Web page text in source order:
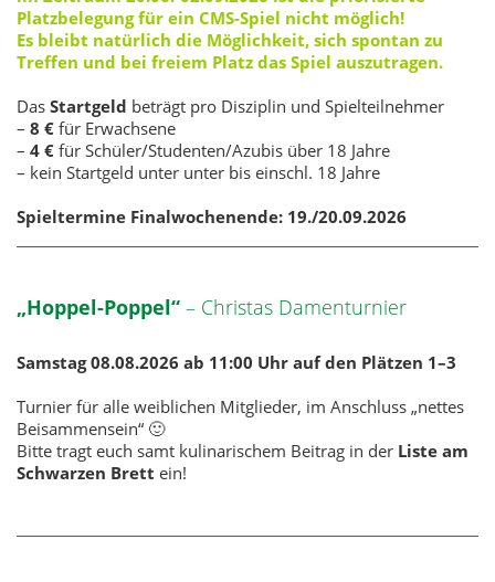
Platzbelegung für ein CMS-Spiel nicht möglich!
Es bleibt natürlich die Möglichkeit, sich spontan zu
Treffen und bei freiem Platz das Spiel auszutragen.
DasStartgeld beträgt pro Disziplin und Spielteilnehmer
– 8 €für Erwachsene
– 4 €für Schüler/Studenten/Azubis über 18 Jahre
– kein Startgeld unter unter bis einschl. 18 Jahre
Spieltermine Finalwochenende: 19./20.09.2026
„Hoppel-Poppel“ – Christas Damenturnier
Samstag 08.08.2026 ab 11:00 Uhr auf den Plätzen 1–3
Turnier für alle weiblichen Mitglieder, im Anschluss „nettes
Beisammensein“ 🙂
Bitte tragt euch samt kulinarischem Beitrag in der Liste am
Schwarzen Brett ein!